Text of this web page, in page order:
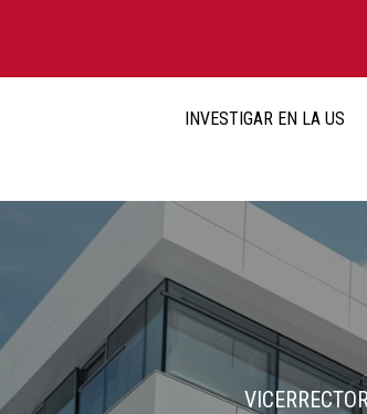
INVESTIGAR EN LA US